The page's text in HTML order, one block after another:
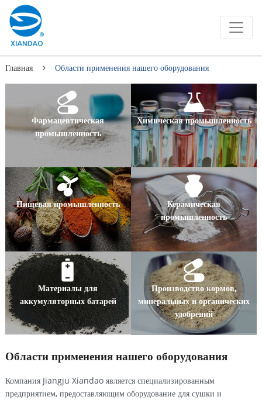
Главная Области применения нашего оборудования
Фармацевтическая
промышленность
Химическая промышленность
Пищевая промышленность
Керамическая
промышленность
Материалы для
аккумуляторных батарей
Производство кормов,
минеральных и органических
удобрений
Области применения нашего оборудования
Компания Jiangju Xiandao является специализированным
предприятием, предоставляющим оборудование для сушки и